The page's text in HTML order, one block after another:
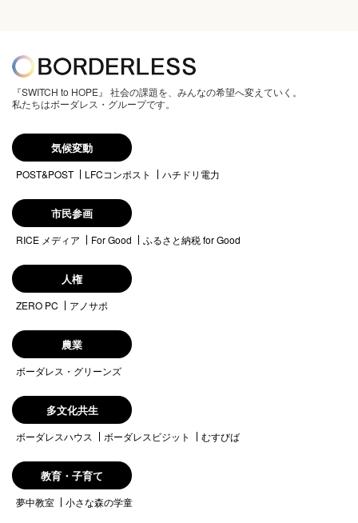
『SWITCH to HOPE』 社会の課題を、みんなの希望へ変えていく。
私たちはボーダレス・グループです。
気候変動
POST&POST LFCコンポスト ハチドリ電力
市民参画
RICE メディア For Good ふるさと納税 for Good
人権
ZERO PC アノサポ
農業
ボーダレス・グリーンズ
多文化共生
ボーダレスハウス ボーダレスビジット むすびば
教育・子育て
夢中教室 小さな森の学童